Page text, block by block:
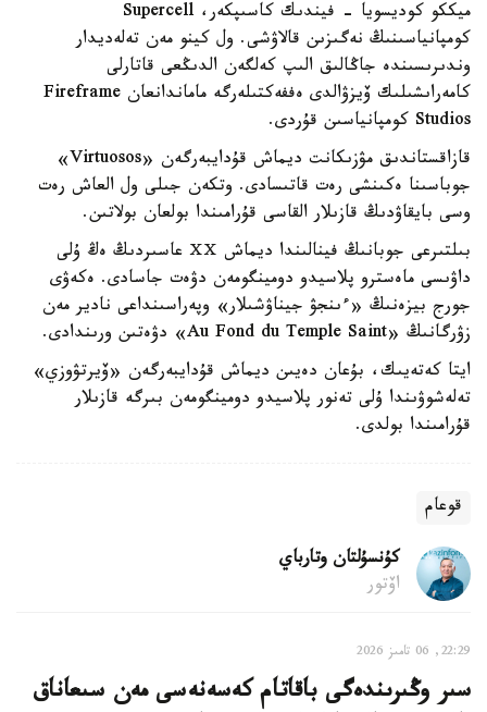
ميككو كوديسويا - فيندىك كاسىپكەر، Supercell
كومپانياسىنىڭ نەگىزىن قالاۋشى. ول كينو مەن تەلەديدار
وندىرىسىندە جاڭالىق الىپ كەلگەن الدىڭعى قاتارلى
كامەراىشىلىك ۆيزۋالدى ەففەكتىلەرگە ماماندانعان Fireframe
Studios كومپانياسىن قۇردى.
قازاقستاندىق مۋزىكانت ديماش قۇدايبەرگەن «Virtuosos»
جوباسىنا ەكىنشى رەت قاتىسادى. وتكەن جىلى ول العاش رەت
وسى بايقاۋدىڭ قازىلار القاسى قۇرامىندا بولعان بولاتىن.
بىلتىرعى جوبانىڭ فينالىندا ديماش ⅩⅩ عاسىردىڭ ەڭ ۇلى
داۋىسى ماەسترو پلاسيدو دومينگومەن دۋەت جاسادى. ەكەۋى
جورج بيزەنىڭ «ءىنجۋ جيناۋشىلار» وپەراسىنداعى نادير مەن
زۋرگانىڭ «Au Fond du Temple Saint» دۋەتىن ورىندادى.
ايتا كەتەيىك، بۇعان دەيىن ديماش قۇدايبەرگەن «ۆيرتۋوزي»
تەلەشوۋىندا ۇلى تەنور پلاسيدو دومينگومەن بىرگە قازىلار
قۇرامىندا بولدى.
قوعام
كۇنسۇلتان وتارباي
اۆتور
22:29, 06 تامىز 2026
سىر وڭىرىندەگى باقاتام كەسەنەسى مەن سىعاناق